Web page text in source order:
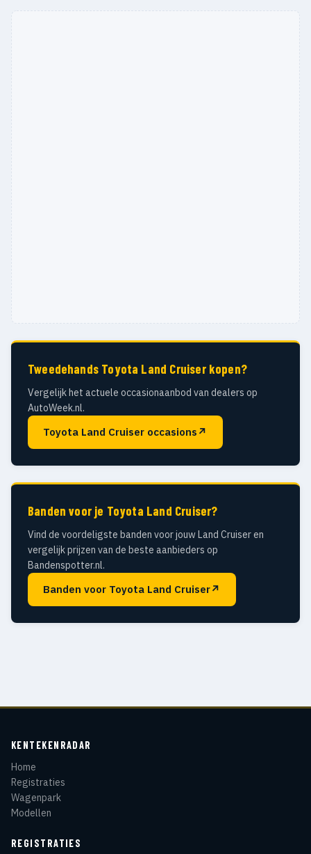
Tweedehands Toyota Land Cruiser kopen?
Vergelijk het actuele occasionaanbod van dealers op
AutoWeek.nl.
Toyota Land Cruiser occasions ↗
Banden voor je Toyota Land Cruiser?
Vind de voordeligste banden voor jouw Land Cruiser en
vergelijk prijzen van de beste aanbieders op
Bandenspotter.nl.
Banden voor Toyota Land Cruiser↗
KENTEKENRADAR
Home
Registraties
Wagenpark
Modellen
REGISTRATIES